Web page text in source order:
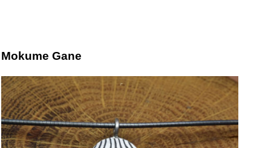
Mokume Gane